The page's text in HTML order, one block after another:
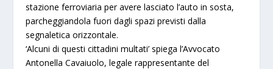
stazione ferroviaria per avere lasciato l’auto in sosta,
parcheggiandola fuori dagli spazi previsti dalla
segnaletica orizzontale.
‘Alcuni di questi cittadini multati’ spiega l’Avvocato
Antonella Cavaiuolo, legale rappresentante del